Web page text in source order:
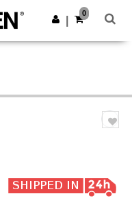
Hämta app
0